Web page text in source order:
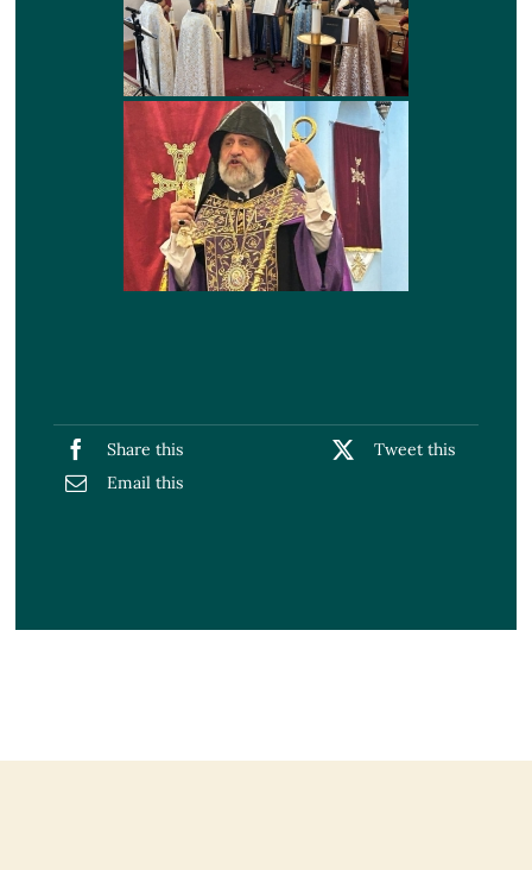
Share this
Tweet this
Email this